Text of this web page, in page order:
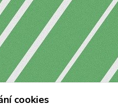
cookies